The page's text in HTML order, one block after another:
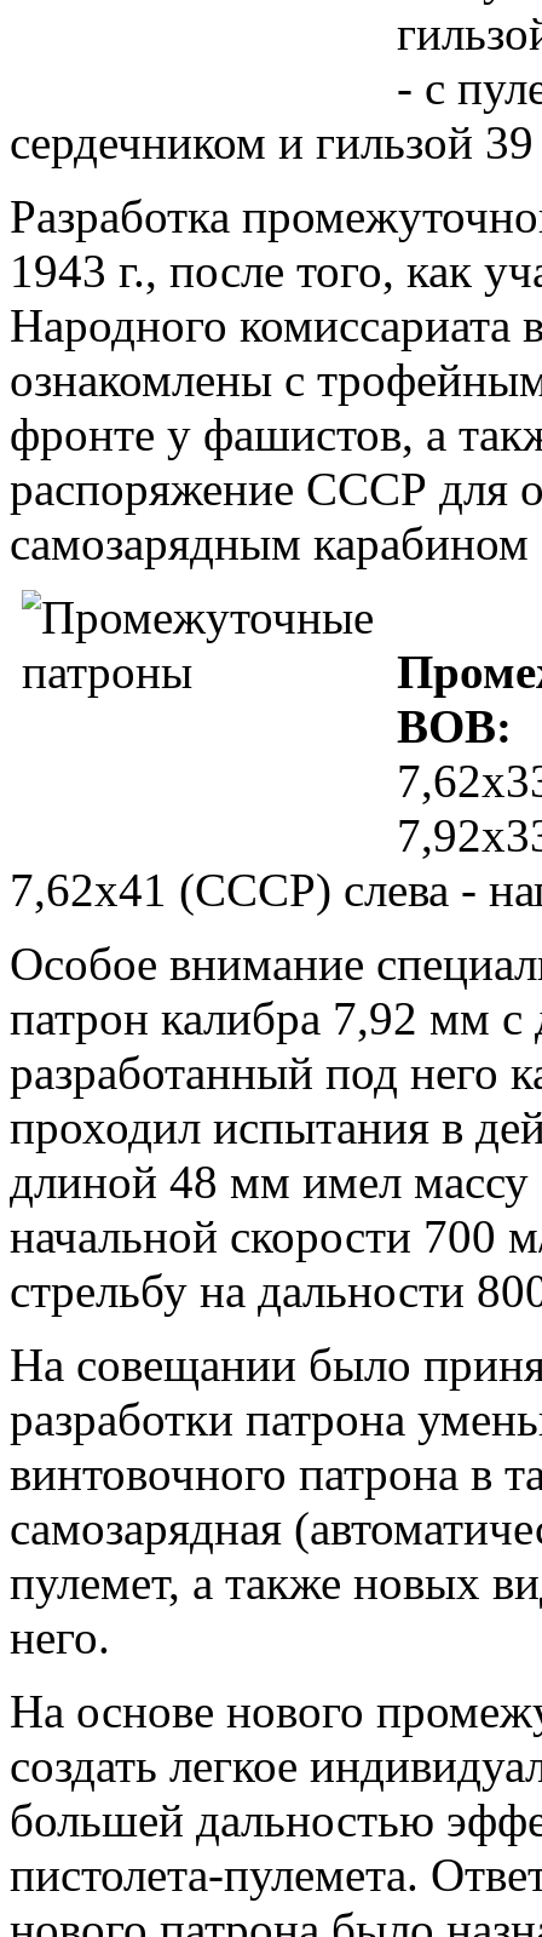
- с
сердечником и гильзой
Разработка
1943 г., после того, как
Народного
ознакомлены с
фронте у фашистов, а
распоряжение СССР для
самозарядным
ВОВ:
7,62x41 (СССР) слева -
Особое внимание
патрон калибра 7,92 мм
разработанный под
проходил испытания в
длиной 48 мм имел массу
начальной скорости 700
стрельбу на дальности
На совещании было
разработки патрона
винтовочного патрона в
самозарядная
пулемет, а также новых
него.
На основе нового
создать легкое
большей дальностью
пистолета-пулемета.